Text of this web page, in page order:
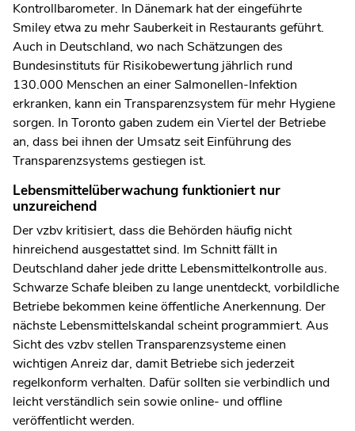
Kontrollbarometer. In Dänemark hat der eingeführte
Smiley etwa zu mehr Sauberkeit in Restaurants geführt.
Auch in Deutschland, wo nach Schätzungen des
Bundesinstituts für Risikobewertung jährlich rund
130.000 Menschen an einer Salmonellen-Infektion
erkranken, kann ein Transparenzsystem für mehr Hygiene
sorgen. In Toronto gaben zudem ein Viertel der Betriebe
an, dass bei ihnen der Umsatz seit Einführung des
Transparenzsystems gestiegen ist.
Lebensmittelüberwachung funktioniert nur
unzureichend
Der vzbv kritisiert, dass die Behörden häufig nicht
hinreichend ausgestattet sind. Im Schnitt fällt in
Deutschland daher jede dritte Lebensmittelkontrolle aus.
Schwarze Schafe bleiben zu lange unentdeckt, vorbildliche
Betriebe bekommen keine öffentliche Anerkennung. Der
nächste Lebensmittelskandal scheint programmiert. Aus
Sicht des vzbv stellen Transparenzsysteme einen
wichtigen Anreiz dar, damit Betriebe sich jederzeit
regelkonform verhalten. Dafür sollten sie verbindlich und
leicht verständlich sein sowie online- und offline
veröffentlicht werden.